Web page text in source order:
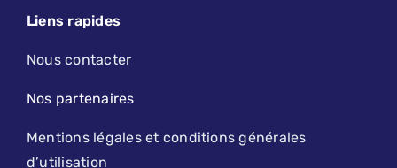
Liens rapides
Nous contacter
Nos partenaires
Mentions légales et conditions générales
d’utilisation